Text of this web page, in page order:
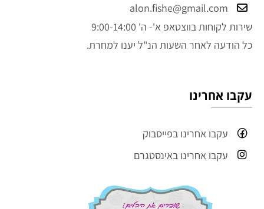
alon.fishe@gmail.com
שירות לקוחות בווצטאפ א'- ה' 9:00-14:00
כל הודעה לאחר השעות הנ"ל יענו למחרת.
עקבו אחרינו
עקבו אחרינו בפייסבוק
עקבו אחרינו באינסטגרם